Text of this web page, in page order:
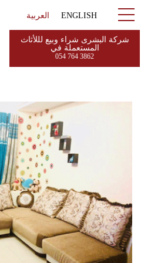
العربية ENGLISH
شركة البشرى شراء وبيع لللأثاث
المستعملة في
054 764 3862